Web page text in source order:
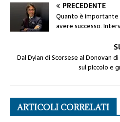
PRECEDENTE
Quanto è
avere successo.
Dal Dylan di Scorsese al Donovan
sul piccolo e
ARTICOLI CORRELATI